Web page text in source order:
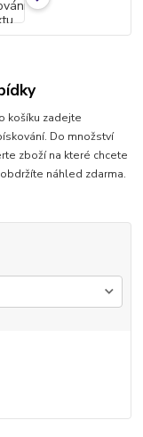
košíku zadejte
Do množství
zboží na které chcete
náhled zdarma.